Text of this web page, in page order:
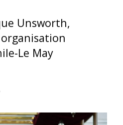
Unsworth,
Le May